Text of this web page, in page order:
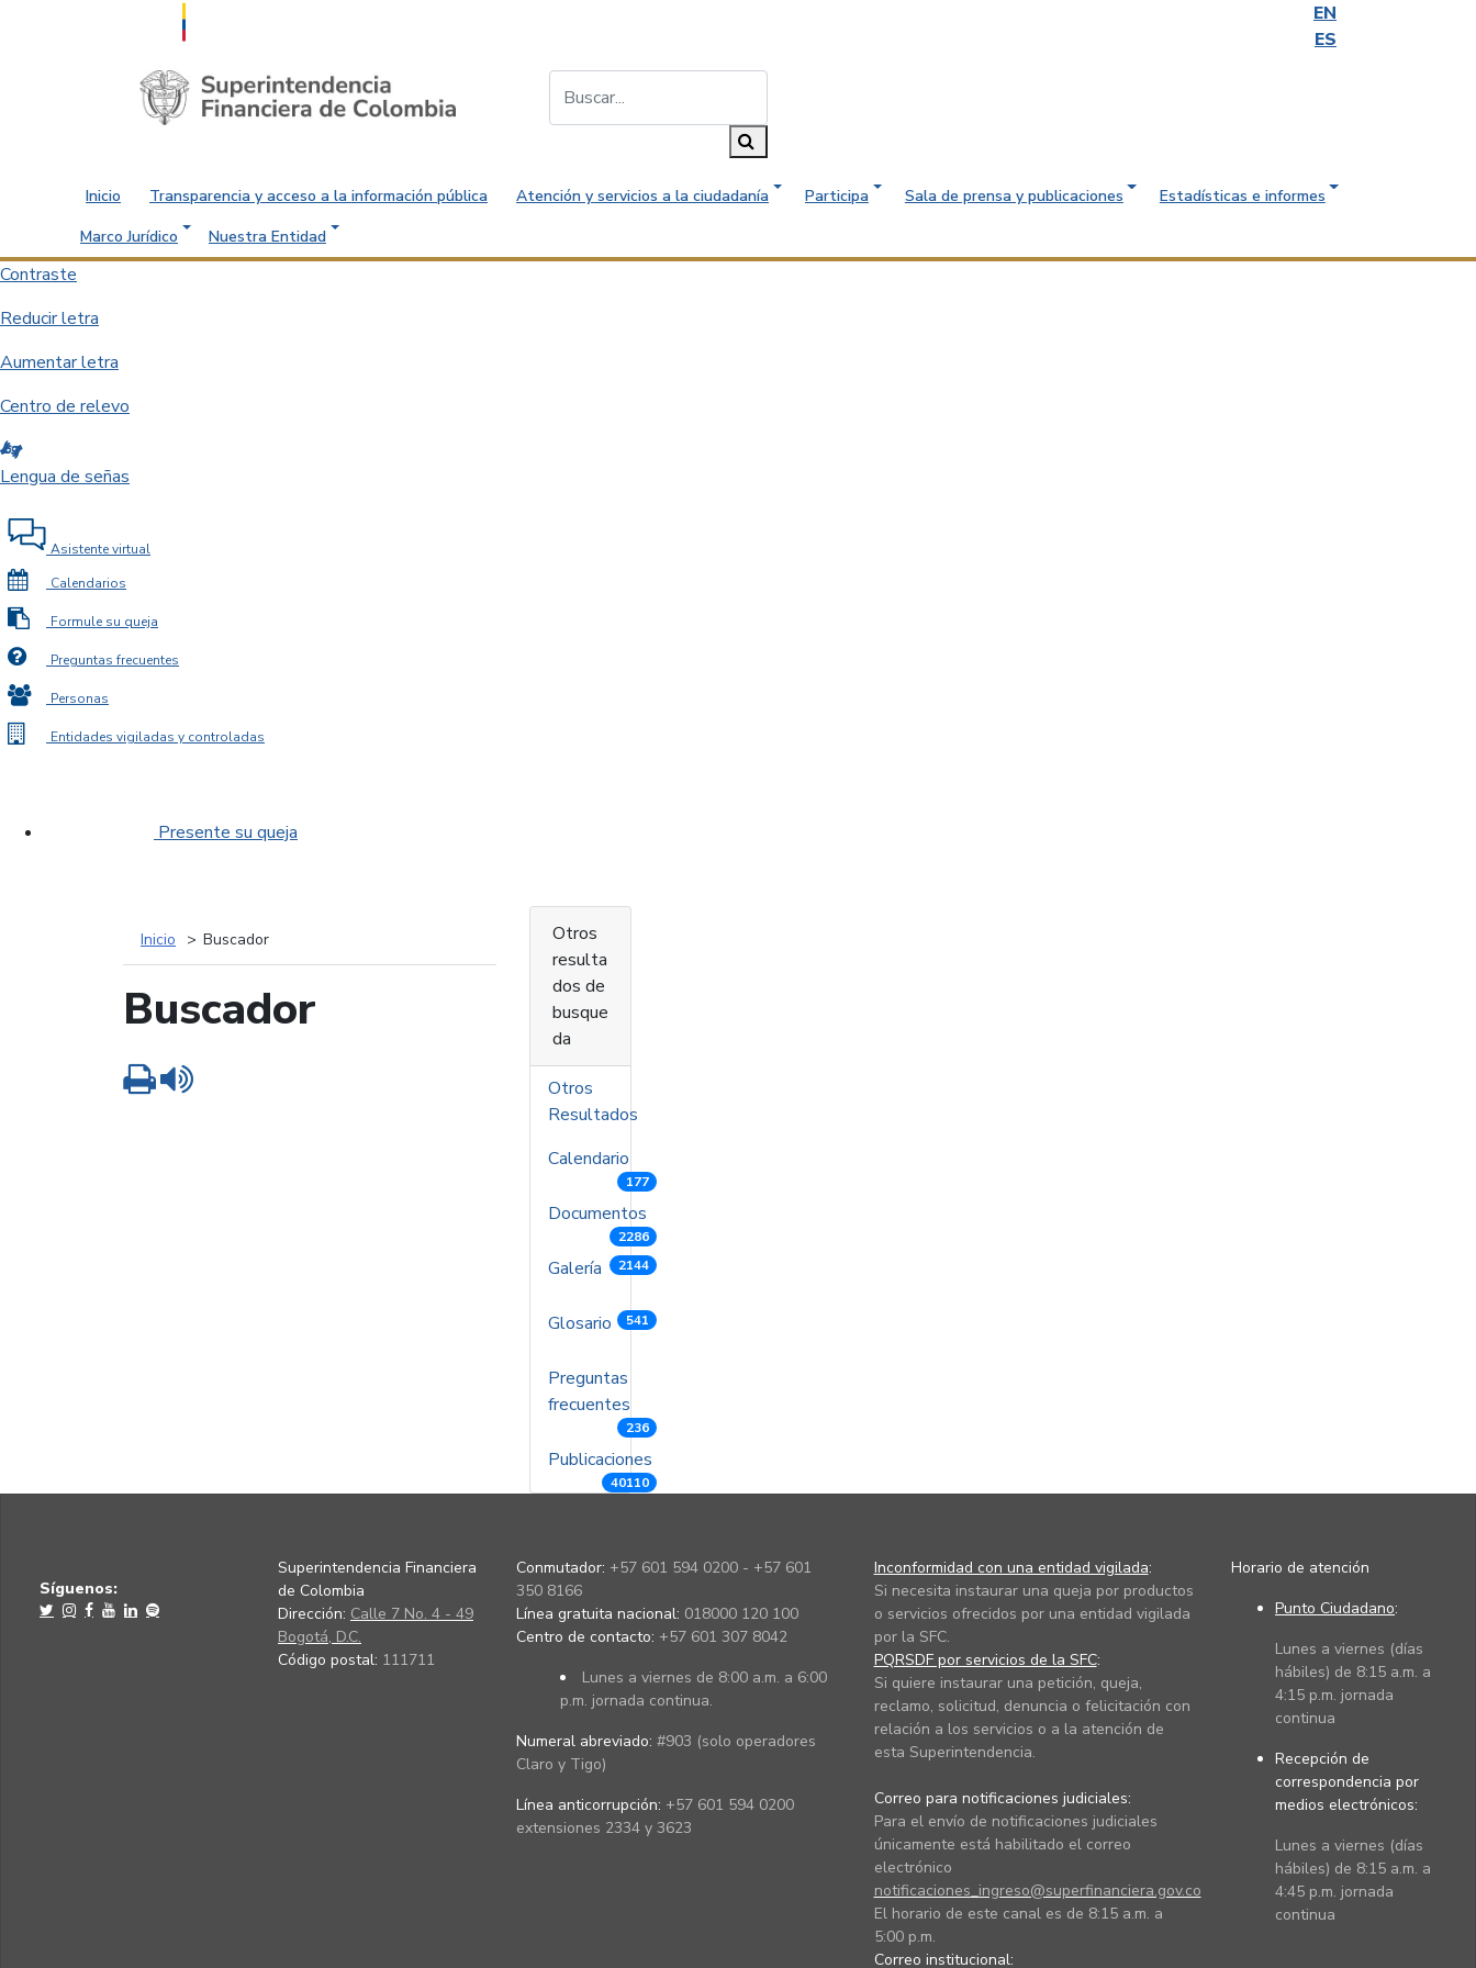
EN
ES
Saltar al contenido principal
Inicio Transparencia y acceso a la información pública Atención y servicios a la ciudadanía Participa Sala de prensa y publicaciones
Estadísticas e informes
Marco Jurídico
Nuestra Entidad
Contraste
Reducir letra
Aumentar letra
Centro de relevo
Lengua de señas
Asistente virtual
Calendarios
Formule su queja
Preguntas frecuentes
Personas
Entidades vigiladas y controladas
Presente su queja
Inicio Buscador
Buscador
Imprimir
Otros
resulta
dos de
busque
da
Otros
Resultados
Calendario
177
Documentos
2286
Galería 2144
Glosario 541
Preguntas
frecuentes
236
Publicaciones
40110
Síguenos:
Superintendencia Financiera
de Colombia
Dirección: Calle 7 No. 4 - 49
Bogotá, D.C.
Código postal: 111711
Conmutador: +57 601 594 0200 - +57 601
350 8166
Línea gratuita nacional: 018000 120 100
Centro de contacto: +57 601 307 8042
Lunes a viernes de 8:00 a.m. a 6:00
p.m. jornada continua.
Numeral abreviado: #903 (solo operadores
Claro y Tigo)
Línea anticorrupción: +57 601 594 0200
extensiones 2334 y 3623
Inconformidad con una entidad vigilada:
Si necesita instaurar una queja por productos
o servicios ofrecidos por una entidad vigilada
por la SFC.
PQRSDF por servicios de la SFC:
Si quiere instaurar una petición, queja,
reclamo, solicitud, denuncia o felicitación con
relación a los servicios o a la atención de
esta Superintendencia.
Correo para notificaciones judiciales:
Para el envío de notificaciones judiciales
únicamente está habilitado el correo
electrónico
notificaciones_ingreso@superfinanciera.gov.co
El horario de este canal es de 8:15 a.m. a
5:00 p.m.
Correo institucional:
Horario de atención
Punto Ciudadano:
Lunes a viernes (días
hábiles) de 8:15 a.m. a
4:15 p.m. jornada
continua
Recepción de
correspondencia por
medios electrónicos:
Lunes a viernes (días
hábiles) de 8:15 a.m. a
4:45 p.m. jornada
continua